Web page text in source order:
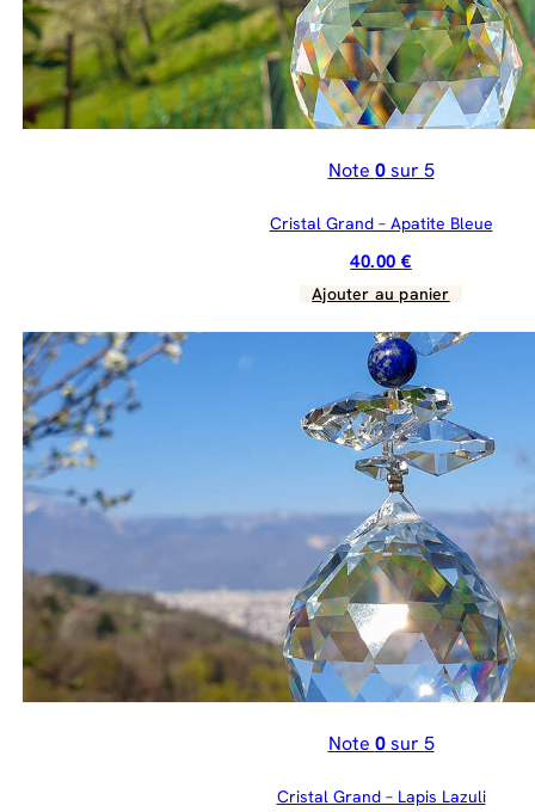
Note 0sur 5
Cristal Grand – Apatite Bleue
40.00€
Ajouter au panier
Note 0sur 5
Cristal Grand – Lapis Lazuli